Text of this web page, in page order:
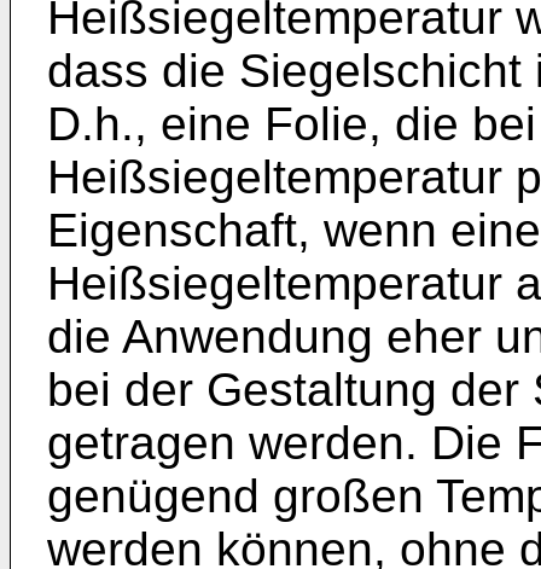
Heißsiegeltemperatur
dass die
D.h., eine Folie, die
Heißsiegeltemperatur
Eigenschaft, wenn
Heißsiegeltemperatur
die Anwendung eher
bei der Gestaltung
getragen werden. Die
genügend großen
werden können, ohne